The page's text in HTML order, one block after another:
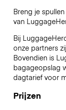
Breng je
van
Bij
onze partners
Bovendien is
bagageopslag
dagtarief voor
Prijzen